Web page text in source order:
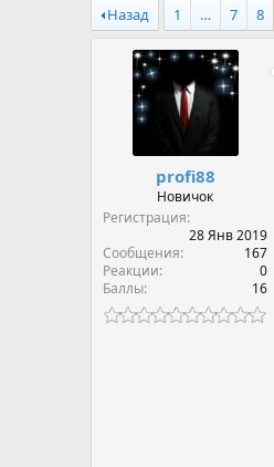
т
о
а
н
ч
а
л
Назад 1 … 7 8
profi88
Новичок
Регистрация
28 Янв 2019
Сообщения
167
Реакции
0
Баллы
16